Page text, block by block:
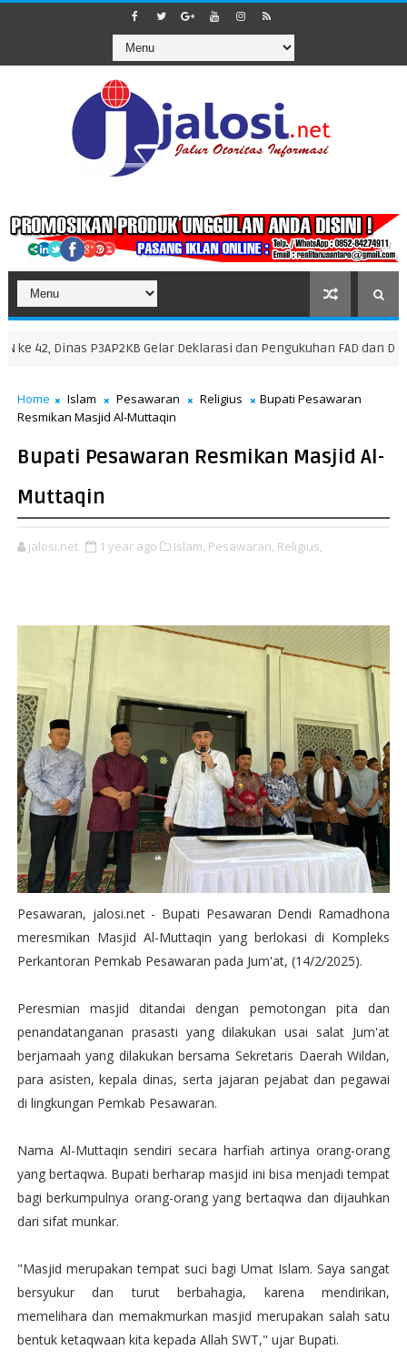
Dinas P3AP2KB Gelar Deklarasi dan Pengukuhan FAD dan Duta
Home Islam Pesawaran Religius
Bupati Pesawaran
Resmikan Masjid Al-Muttaqin
Bupati Pesawaran Resmikan Masjid Al-
Muttaqin
jalosi.net 1 year ago Islam, Pesawaran, Religius,
Pesawaran, jalosi.net - Bupati Pesawaran Dendi Ramadhona
meresmikan Masjid Al-Muttaqin yang berlokasi di Kompleks
Perkantoran Pemkab Pesawaran pada Jum'at, (14/2/2025).
Peresmian masjid ditandai dengan pemotongan pita dan
penandatanganan prasasti yang dilakukan usai salat Jum'at
berjamaah yang dilakukan bersama Sekretaris Daerah Wildan,
para asisten, kepala dinas, serta jajaran pejabat dan pegawai
di lingkungan Pemkab Pesawaran.
Nama Al-Muttaqin sendiri secara harfiah artinya orang-orang
yang bertaqwa. Bupati berharap masjid ini bisa menjadi tempat
bagi berkumpulnya orang-orang yang bertaqwa dan dijauhkan
dari sifat munkar.
"Masjid merupakan tempat suci bagi Umat Islam. Saya sangat
bersyukur dan turut berbahagia, karena mendirikan,
memelihara dan memakmurkan masjid merupakan salah satu
bentuk ketaqwaan kita kepada Allah SWT," ujar Bupati.